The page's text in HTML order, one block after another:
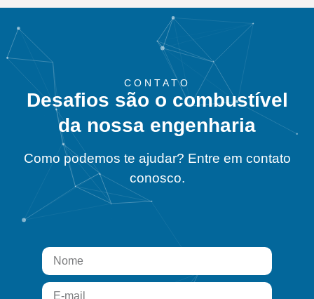
CONTATO
Desafios são o combustível
da nossa engenharia
Como podemos te ajudar? Entre em contato
conosco.